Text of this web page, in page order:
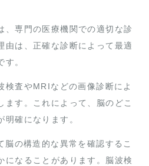
、専門の医療機関での適切な診
由は、正確な診断によって最適
す。
検査やMRIなどの画像診断によ
ます。これによって、脳のどこ
明確になります。
の構造的な異常を確認するこ
になることがあります。脳波検